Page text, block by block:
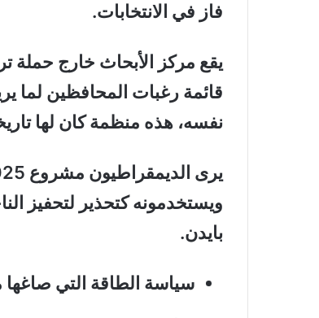
فاز في الانتخابات.
يقع مركز الأبحاث خارج حملة
قائمة رغبات المحافظين لما
نفسه، هذه منظمة كان لها
ويستخدمونه كتحذير لتحفيز
بايدن.
سياسة الطاقة التي